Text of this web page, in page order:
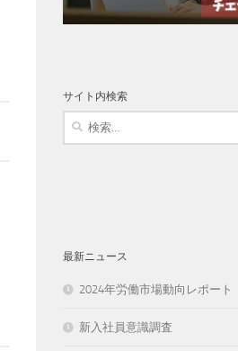
サイト内検索
検
最新ニュース
2024年労働市場動向レポート
新入社員意識調査